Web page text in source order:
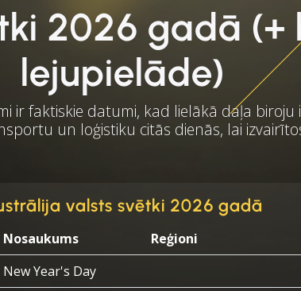
2026 gadā (+
lejupielāde)
ir faktiskie datumi, kad lielākā daļa biroju
un loģistiku citās dienās, lai
valsts svētki 2026 gadā
Nosaukums
Reģioni
New Year's Day